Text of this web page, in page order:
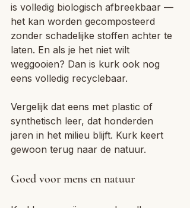
is volledig biologisch afbreekbaar —
het kan worden gecomposteerd
zonder schadelijke stoffen achter te
laten. En als je het niet wilt
weggooien? Dan is kurk ook nog
eens volledig recyclebaar.
Vergelijk dat eens met plastic of
synthetisch leer, dat honderden
jaren in het milieu blijft. Kurk keert
gewoon terug naar de natuur.
Goed voor mens en natuur